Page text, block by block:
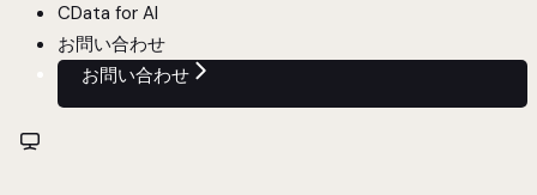
CData for AI
お問い合わせ
お問い合わせ